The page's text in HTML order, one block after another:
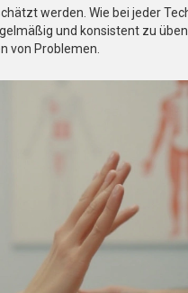
werden. Wie bei jeder
und konsistent zu
von Problemen.